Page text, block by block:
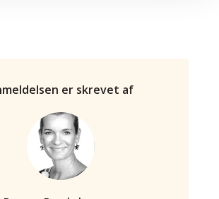
er skrevet af